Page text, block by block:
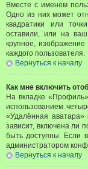
Вместе с именем
Одно из них может
квадратики или
оставили, или на
крупное,
каждого пользователя.
Вернуться к началу
Как мне включить
На вкладке
использованием
«Удалённая аватара»
зависит, включена ли
быть доступны. Если
администратором
Вернуться к началу